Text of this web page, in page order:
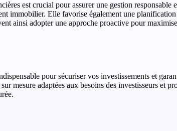
est crucial pour assurer une gestion responsable
immobilier. Elle favorise également une
ainsi adopter une approche proactive pour
pour sécuriser vos investissements et
mesure adaptées aux besoins des investisseurs et